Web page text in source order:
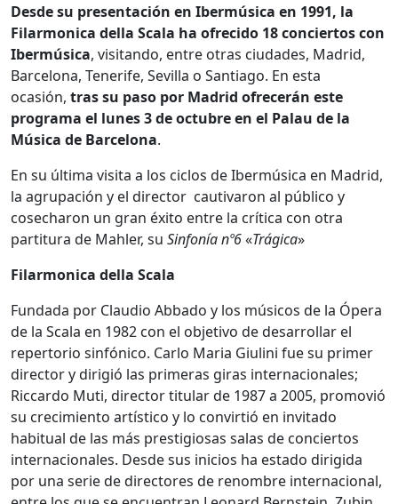
Desde su presentación en Ibermúsica en 1991, la
Filarmonica della Scala ha ofrecido 18 conciertos con
Ibermúsica, visitando, entre otras ciudades, Madrid,
Barcelona, Tenerife, Sevilla o Santiago. En esta
ocasión, tras su paso por Madrid ofrecerán este
programa el lunes 3 de octubre en el Palau de la
Música de Barcelona.
En su última visita a los ciclos de Ibermúsica en Madrid,
la agrupación y el director cautivaron al público y
cosecharon un gran éxito entre la crítica con otra
partitura de Mahler, su Sinfonía nº6«Trágica»
Filarmonica della Scala
Fundada por Claudio Abbado y los músicos de la Ópera
de la Scala en 1982 con el objetivo de desarrollar el
repertorio sinfónico. Carlo Maria Giulini fue su primer
director y dirigió las primeras giras internacionales;
Riccardo Muti, director titular de 1987 a 2005, promovió
su crecimiento artístico y lo convirtió en invitado
habitual de las más prestigiosas salas de conciertos
internacionales. Desde sus inicios ha estado dirigida
por una serie de directores de renombre internacional,